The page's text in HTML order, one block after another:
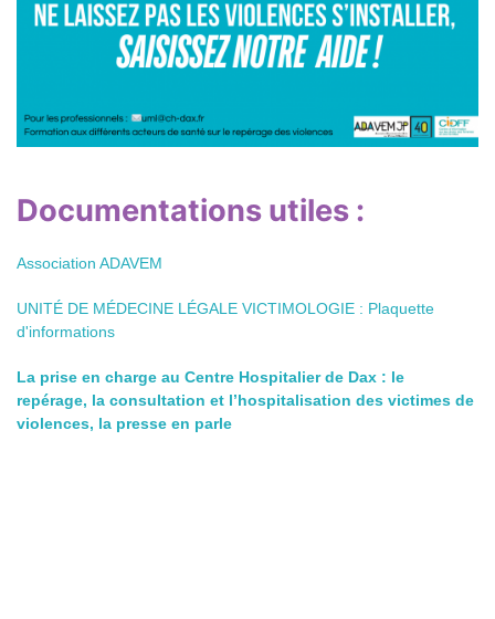
Documentations utiles :
Association ADAVEM
UNITÉ DE MÉDECINE LÉGALE VICTIMOLOGIE : Plaquette
d'informations
La prise en charge au Centre Hospitalier de Dax : le
repérage, la consultation et l’hospitalisation des victimes de
violences, la presse en parle